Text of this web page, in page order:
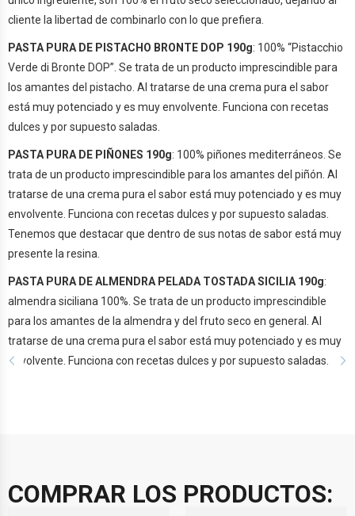
cliente la libertad de combinarlo con lo que prefiera.
PASTA PURA DE PISTACHO BRONTE DOP 190g: 100% “Pistacchio
Verde di Bronte DOP”. Se trata de un producto imprescindible para
los amantes del pistacho. Al tratarse de una crema pura el sabor
está muy potenciado y es muy envolvente. Funciona con recetas
dulces y por supuesto saladas.
PASTA PURA DE PIÑONES 190g: 100% piñones mediterráneos. Se
trata de un producto imprescindible para los amantes del piñón. Al
tratarse de una crema pura el sabor está muy potenciado y es muy
envolvente. Funciona con recetas dulces y por supuesto saladas.
Tenemos que destacar que dentro de sus notas de sabor está muy
presente la resina.
PASTA PURA DE ALMENDRA PELADA TOSTADA SICILIA 190g:
almendra siciliana 100%. Se trata de un producto imprescindible
para los amantes de la almendra y del fruto seco en general. Al
tratarse de una crema pura el sabor está muy potenciado y es muy
envolvente. Funciona con recetas dulces y por supuesto saladas.
COMPRAR LOS PRODUCTOS: